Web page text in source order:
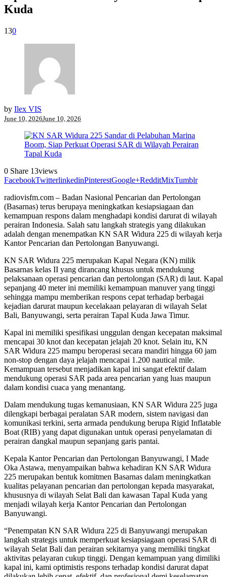
Kuda
130
by Ilex VIS
June 10, 2026June 10, 2026
0 Share 13views
FacebookTwitterlinkedinPinterestGoogle+RedditMixTumblr
radiovisfm.com – Badan Nasional Pencarian dan Pertolongan
(Basarnas) terus berupaya meningkatkan kesiapsiagaan dan
kemampuan respons dalam menghadapi kondisi darurat di wilayah
perairan Indonesia. Salah satu langkah strategis yang dilakukan
adalah dengan menempatkan KN SAR Widura 225 di wilayah kerja
Kantor Pencarian dan Pertolongan Banyuwangi.
KN SAR Widura 225 merupakan Kapal Negara (KN) milik
Basarnas kelas II yang dirancang khusus untuk mendukung
pelaksanaan operasi pencarian dan pertolongan (SAR) di laut. Kapal
sepanjang 40 meter ini memiliki kemampuan manuver yang tinggi
sehingga mampu memberikan respons cepat terhadap berbagai
kejadian darurat maupun kecelakaan pelayaran di wilayah Selat
Bali, Banyuwangi, serta perairan Tapal Kuda Jawa Timur.
Kapal ini memiliki spesifikasi unggulan dengan kecepatan maksimal
mencapai 30 knot dan kecepatan jelajah 20 knot. Selain itu, KN
SAR Widura 225 mampu beroperasi secara mandiri hingga 60 jam
non-stop dengan daya jelajah mencapai 1.200 nautical mile.
Kemampuan tersebut menjadikan kapal ini sangat efektif dalam
mendukung operasi SAR pada area pencarian yang luas maupun
dalam kondisi cuaca yang menantang.
Dalam mendukung tugas kemanusiaan, KN SAR Widura 225 juga
dilengkapi berbagai peralatan SAR modern, sistem navigasi dan
komunikasi terkini, serta armada pendukung berupa Rigid Inflatable
Boat (RIB) yang dapat digunakan untuk operasi penyelamatan di
perairan dangkal maupun sepanjang garis pantai.
Kepala Kantor Pencarian dan Pertolongan Banyuwangi, I Made
Oka Astawa, menyampaikan bahwa kehadiran KN SAR Widura
225 merupakan bentuk komitmen Basarnas dalam meningkatkan
kualitas pelayanan pencarian dan pertolongan kepada masyarakat,
khususnya di wilayah Selat Bali dan kawasan Tapal Kuda yang
menjadi wilayah kerja Kantor Pencarian dan Pertolongan
Banyuwangi.
“Penempatan KN SAR Widura 225 di Banyuwangi merupakan
langkah strategis untuk memperkuat kesiapsiagaan operasi SAR di
wilayah Selat Bali dan perairan sekitarnya yang memiliki tingkat
aktivitas pelayaran cukup tinggi. Dengan kemampuan yang dimiliki
kapal ini, kami optimistis respons terhadap kondisi darurat dapat